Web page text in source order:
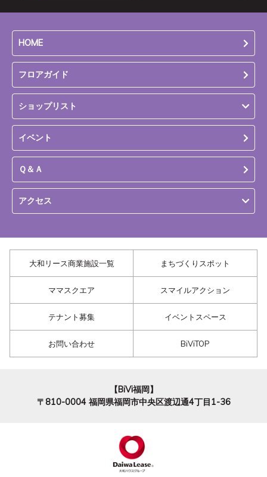
HOME
フロアガイド
ショップリスト
イベント
Ｑ＆Ａ
アクセス
大和リース商業施設一覧 まちづくりスポット
ママスクエア スマイルアクション
テナント募集 イベントスペース
お問い合わせ BiViTOP
【BiVi福岡】
〒810-0004 福岡県福岡市中央区渡辺通4丁目1-36